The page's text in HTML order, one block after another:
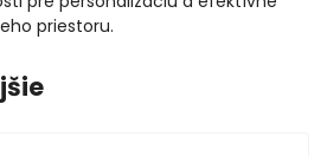
priestoru.